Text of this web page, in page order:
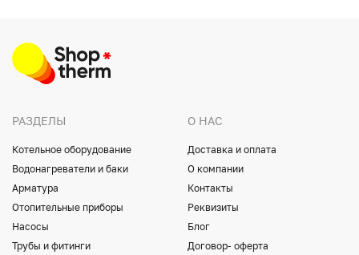
РАЗДЕЛЫ
Котельное оборудование
Водонагреватели и баки
Арматура
Отопительные приборы
Насосы
Трубы и фитинги
О НАС
Доставка и оплата
О компании
Контакты
Реквизиты
Блог
Договор- оферта